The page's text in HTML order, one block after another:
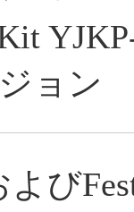
Kit
ョン
よび